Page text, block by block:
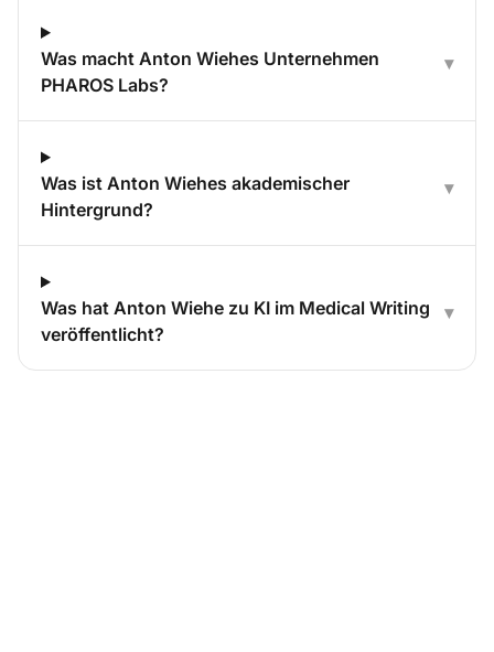
Was macht Anton Wiehes Unternehmen
PHAROS Labs?
▾
Was ist Anton Wiehes akademischer
Hintergrund?
▾
Was hat Anton Wiehe zu KI im Medical Writing
veröffentlicht?
▾